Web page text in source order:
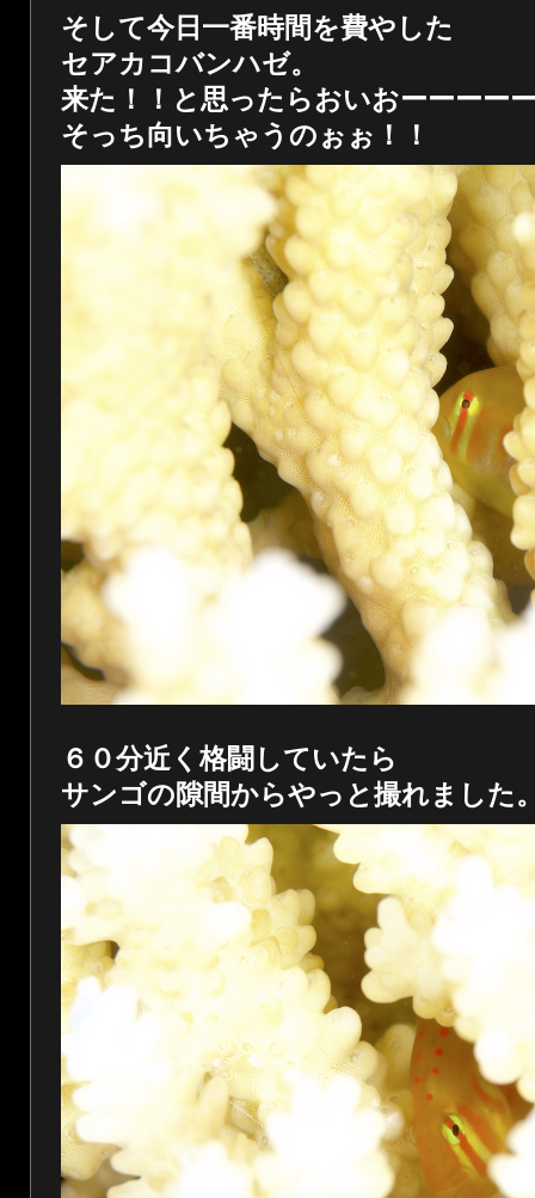
そして今日一番時間を費やした
セアカコバンハゼ。
来た！！と思ったらおいおーーーー
そっち向いちゃうのぉぉ！！
６０分近く格闘していたら
サンゴの隙間からやっと撮れました